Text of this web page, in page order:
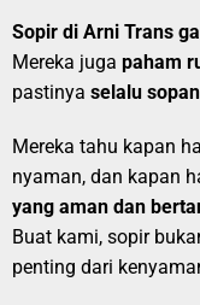
Sopir di Arni Trans
Mereka juga paham
pastinya selalu
Mereka tahu kapan
nyaman, dan kapan
yang aman dan
Buat kami, sopir
penting dari